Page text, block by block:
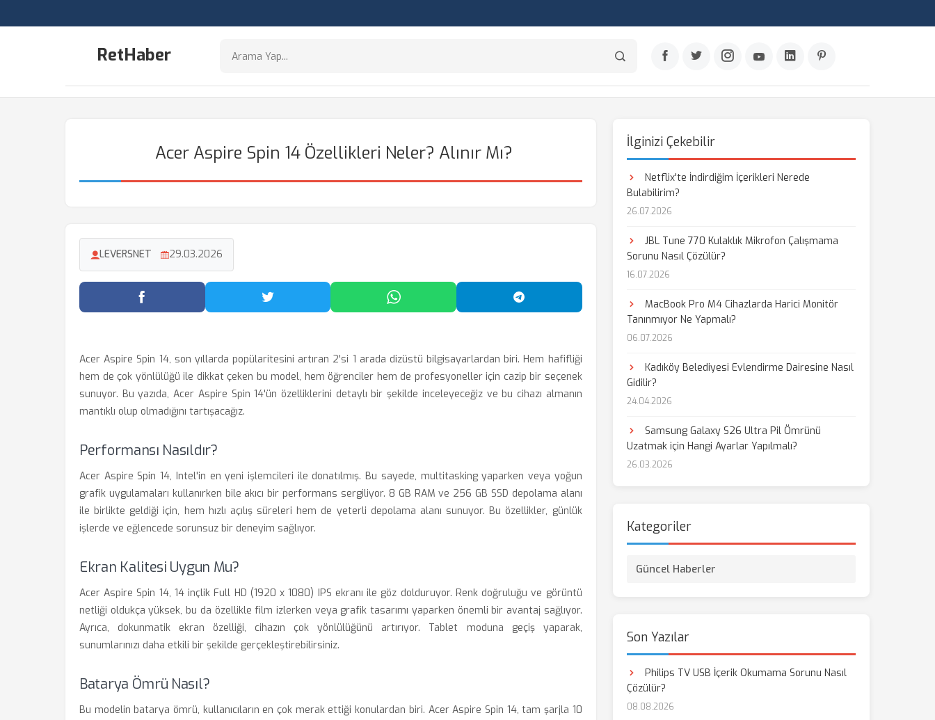
RetHaber
Acer Aspire Spin 14 Özellikleri Neler? Alınır Mı?
LEVERSNET 29.03.2026
Facebook'ta Paylaş Twitter'da Paylaş WhatsApp'ta Paylaş Telegram'da Paylaş
Acer Aspire Spin 14, son yıllarda popülaritesini artıran 2'si 1 arada dizüstü bilgisayarlardan biri. Hem hafifliği
hem de çok yönlülüğü ile dikkat çeken bu model, hem öğrenciler hem de profesyoneller için cazip bir seçenek
sunuyor. Bu yazıda, Acer Aspire Spin 14'ün özelliklerini detaylı bir şekilde inceleyeceğiz ve bu cihazı almanın
mantıklı olup olmadığını tartışacağız.
Performansı Nasıldır?
Acer Aspire Spin 14, Intel'in en yeni işlemcileri ile donatılmış. Bu sayede, multitasking yaparken veya yoğun
grafik uygulamaları kullanırken bile akıcı bir performans sergiliyor. 8 GB RAM ve 256 GB SSD depolama alanı
ile birlikte geldiği için, hem hızlı açılış süreleri hem de yeterli depolama alanı sunuyor. Bu özellikler, günlük
işlerde ve eğlencede sorunsuz bir deneyim sağlıyor.
Ekran Kalitesi Uygun Mu?
Acer Aspire Spin 14, 14 inçlik Full HD (1920 x 1080) IPS ekranı ile göz dolduruyor. Renk doğruluğu ve görüntü
netliği oldukça yüksek, bu da özellikle film izlerken veya grafik tasarımı yaparken önemli bir avantaj sağlıyor.
Ayrıca, dokunmatik ekran özelliği, cihazın çok yönlülüğünü artırıyor. Tablet moduna geçiş yaparak,
sunumlarınızı daha etkili bir şekilde gerçekleştirebilirsiniz.
Batarya Ömrü Nasıl?
Bu modelin batarya ömrü, kullanıcıların en çok merak ettiği konulardan biri. Acer Aspire Spin 14, tam şarjla 10
İlginizi Çekebilir
Netflix'te İndirdiğim İçerikleri Nerede
Bulabilirim?
26.07.2026
JBL Tune 770 Kulaklık Mikrofon Çalışmama
Sorunu Nasıl Çözülür?
16.07.2026
MacBook Pro M4 Cihazlarda Harici Monitör
Tanınmıyor Ne Yapmalı?
06.07.2026
Kadıköy Belediyesi Evlendirme Dairesine Nasıl
Gidilir?
24.04.2026
Samsung Galaxy S26 Ultra Pil Ömrünü
Uzatmak için Hangi Ayarlar Yapılmalı?
26.03.2026
Kategoriler
Güncel Haberler
Son Yazılar
Philips TV USB İçerik Okumama Sorunu Nasıl
Çözülür?
08.08.2026